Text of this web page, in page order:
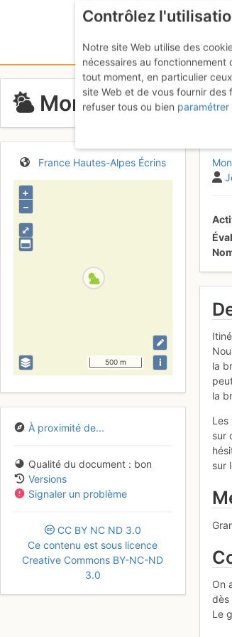
Mont Pelvoux -
France Hautes-Alpes Écrins
⤢
+
–
500 m i
À proximité de...
Qualité du document
bon
Versions
Signaler un problème
CC BY NC ND 3.0
Ce contenu est sous licence
Creative Commons BY-NC-ND
3.0
la
la
Les
sur
sur
On
dès
Le
Contrôlez
Notre site Web utilise des
nécessaires au
tout moment, en particulier
site Web et de vous fournir des
refuser tous ou bien paramétrer